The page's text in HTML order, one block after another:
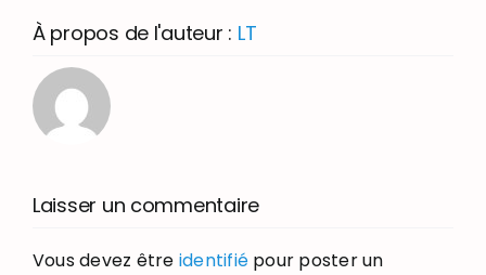
À propos de l'auteur : LT
Laisser un commentaire
Vous devez être identifié pour poster un